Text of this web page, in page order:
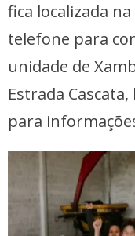
fica localizada
telefone para
unidade de
Estrada
para